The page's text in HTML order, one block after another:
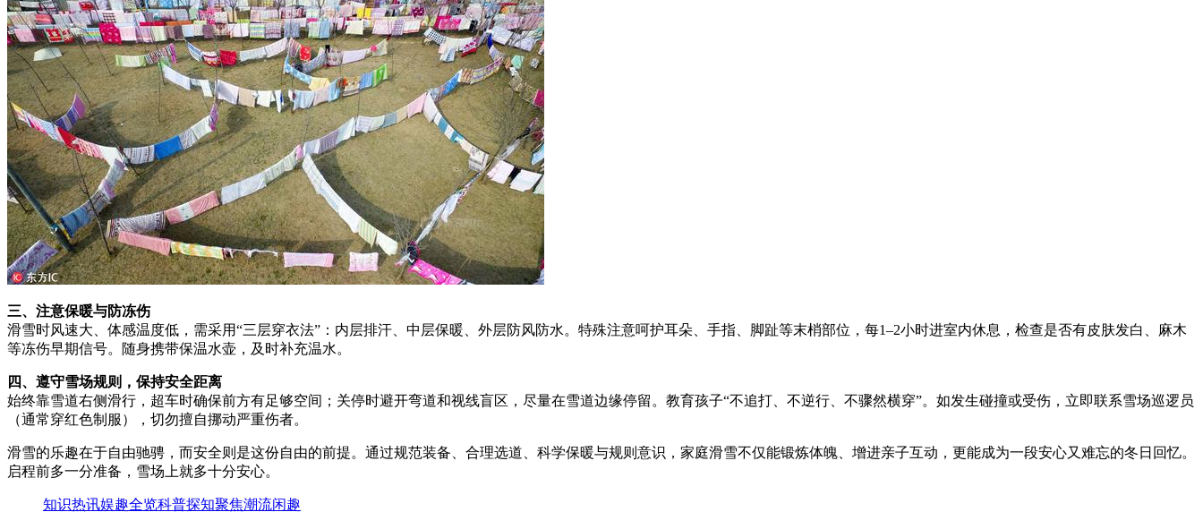
三、注意保暖与防冻伤
滑雪时风速大、体感温度低，需采用“三层穿衣法”：内层排汗、中层保暖、外层防风防水。特殊注意呵护耳朵、手指、脚趾等末梢部位，每1–2小时进室内休息，检查是否有皮肤发白、麻木
等冻伤早期信号。随身携带保温水壶，及时补充温水。
四、遵守雪场规则，保持安全距离
始终靠雪道右侧滑行，超车时确保前方有足够空间；关停时避开弯道和视线盲区，尽量在雪道边缘停留。教育孩子“不追打、不逆行、不骤然横穿”。如发生碰撞或受伤，立即联系雪场巡逻员
（通常穿红色制服），切勿擅自挪动严重伤者。
滑雪的乐趣在于自由驰骋，而安全则是这份自由的前提。通过规范装备、合理选道、科学保暖与规则意识，家庭滑雪不仅能锻炼体魄、增进亲子互动，更能成为一段安心又难忘的冬日回忆。
启程前多一分准备，雪场上就多十分安心。
知识热讯娱趣全览科普探知聚焦潮流闲趣